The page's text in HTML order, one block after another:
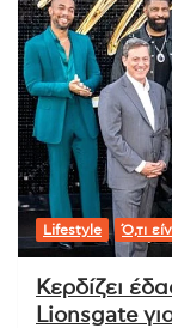
Lifestyle Ό,τι
Κερδίζει
Lionsgate